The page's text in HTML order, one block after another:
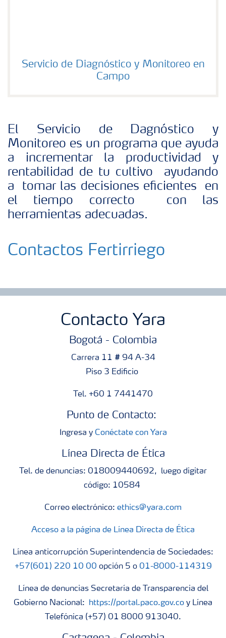
Servicio de Diagnóstico y Monitoreo en
Campo
El Servicio de Dagnóstico y
Monitoreo es un programa que ayuda
a incrementar la productividad y
rentabilidad de tu cultivo ayudando
a tomar las decisiones eficientes en
el tiempo correcto con las
herramientas adecuadas.
Contactos Fertirriego
Contacto Yara
Bogotá - Colombia
Carrera 11 # 94 A-34
Piso 3 Edificio
Tel. +60 1 7441470
Punto de Contacto:
Ingresa y Conéctate con Yara
Línea Directa de Ética
Tel. de denuncias: 018009440692, luego digitar
código: 10584
Correo electrónico: ethics@yara.com
Acceso a la página de Línea Directa de Ética
Línea anticorrupción Superintendencia de Sociedades:
+57(601) 220 10 00 opción 5 o 01-8000-114319
Línea de denuncias Secretaría de Transparencia del
Gobierno Nacional:
https://portal.paco.gov.co y Línea
Telefónica (+57) 01 8000 913040.